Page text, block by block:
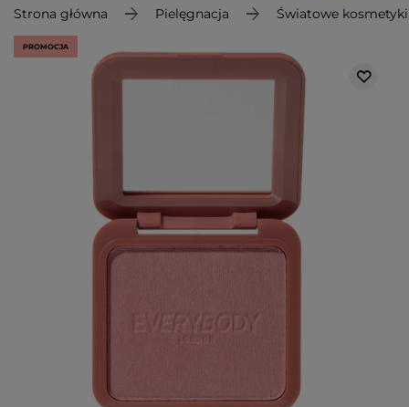
Strona główna Pielęgnacja Światowe kosmetyki
PROMOCJA